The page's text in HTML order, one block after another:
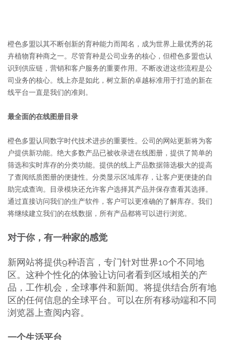
橙色多盟以其不断创新的育种能力而闻名，成为世界上最优秀的花
卉植物育种商之一。尽管育种是公司业务的核心，但橙色多盟也认
识到供应链，营销和客户服务的重要作用。不断改进这些流程是公
司业务的核心。线上亦是如此，树立新的卓越标准用于打造的新在
线平台一直是我们的准则。
最全面的在线图册目录
橙色多盟认同数字时代技术进步的重要性。公司的网站更新将为客
户提供新功能。绝大多数产品已被收录进在线图册，提供了简单的
筛选和实时库存的分类功能。提供的线上产品数据筛选极大的提高
了查阅纸质图册的便捷性。分类显示区域库存，让客户更便捷的自
助完成查询。目录模块还允许客户选择其产品并保存查看其选择。
通过直接访问我们的生产软件，客户可以更准确的了解库存。我们
将继续建立我们的在线数据，所有产品都将可以进行浏览。
对于你，有一种家的感觉
新网站将提供9种语言，专门针对世界10个不同地
区。这种个性化的体验让访问者看到区域相关的产
品，工作机会，全球事件和新闻。将提供结合所有地
区的任何信息的全球平台。可以在所有移动端和不同
浏览器上查阅内容。
一个生活平台